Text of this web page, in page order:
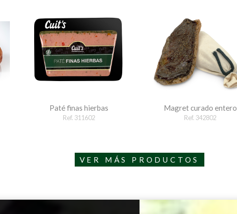
Paté finas hierbas
Ref. 311602
Magret curado entero
Ref. 342802
VER MÁS PRODUCTOS